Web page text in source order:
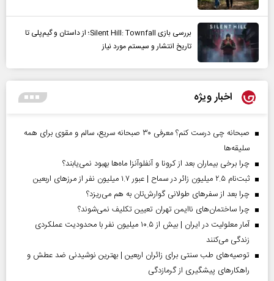
بررسی بازی Silent Hill: Townfall؛ از داستان و گیم‌پلی تا
تاریخ انتشار و سیستم مورد نیاز
اخبار ویژه
صبحانه چی درست کنم؟ معرفی ۳۰ صبحانه سریع، سالم و مقوی برای همه
سلیقه‌ها
چرا برخی بیماران بعد از کرونا و آنفلوآنزا ماه‌ها بهبود نمی‌یابند؟
ثبت‌نام ۲.۵ میلیون زائر در سماح | عبور ۱.۷ میلیون نفر از مرز‌های اربعین
چرا بعد از سفرهای طولانی گوارش‌تان به هم می‌ریزد؟
چرا ساختمان‌های ناایمن تهران تعیین تکلیف نمی‌شوند؟
آمار معلولیت در ایران | بیش از ۱۰.۵ میلیون نفر با محدودیت عملکردی
زندگی می‌کنند
توصیه‌های طب سنتی برای زائران اربعین | بهترین نوشیدنی ضد عطش و
راهکارهای پیشگیری از گرمازدگی